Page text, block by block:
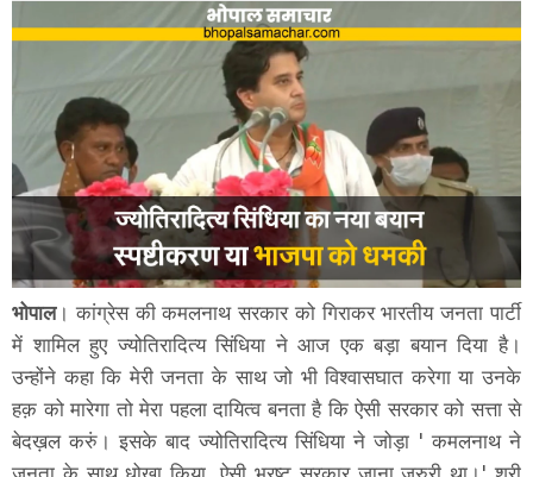
भोपाल। कांग्रेस की कमलनाथ सरकार को गिराकर भारतीय जनता पार्टी
में शामिल हुए ज्योतिरादित्य सिंधिया ने आज एक बड़ा बयान दिया है।
उन्होंने कहा कि मेरी जनता के साथ जो भी विश्वासघात करेगा या उनके
हक़ को मारेगा तो मेरा पहला दायित्व बनता है कि ऐसी सरकार को सत्ता से
बेदख़ल करुं। इसके बाद ज्योतिरादित्य सिंधिया ने जोड़ा ' कमलनाथ ने